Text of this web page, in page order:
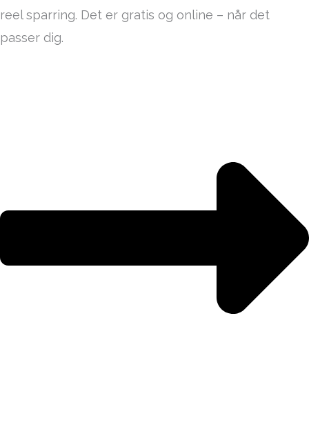
reel sparring. Det er gratis og online – når det
passer dig.